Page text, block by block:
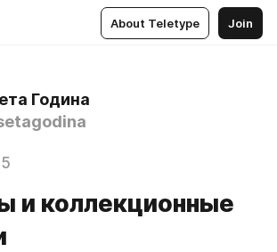
About Teletype Join
Година
и коллекционные